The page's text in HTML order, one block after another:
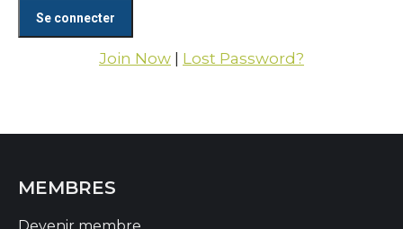
Join Now Lost Password?
MEMBRES